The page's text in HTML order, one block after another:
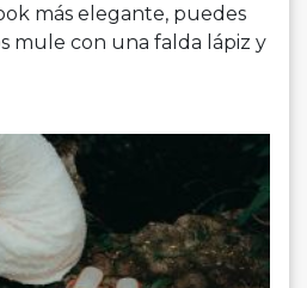
más elegante, puedes
mule con una falda lápiz y